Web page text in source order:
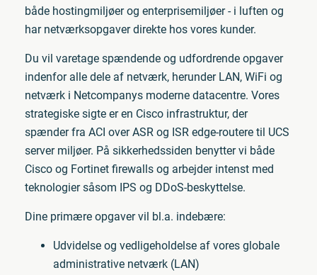
både hostingmiljøer og enterprisemiljøer - i luften og
har netværksopgaver direkte hos vores kunder.
Du vil varetage spændende og udfordrende opgaver
indenfor alle dele af netværk, herunder LAN, WiFi og
netværk i Netcompanys moderne datacentre. Vores
strategiske sigte er en Cisco infrastruktur, der
spænder fra ACI over ASR og ISR edge-routere til UCS
server miljøer. På sikkerhedssiden benytter vi både
Cisco og Fortinet firewalls og arbejder intenst med
teknologier såsom IPS og DDoS-beskyttelse.
Dine primære opgaver vil bl.a. indebære:
Udvidelse og vedligeholdelse af vores globale
administrative netværk (LAN)